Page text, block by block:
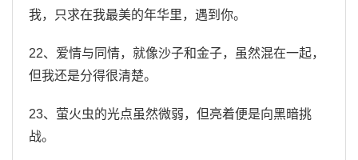
我，只求在我最美的年华里，遇到你。
22、爱情与同情，就像沙子和金子，虽然混在一起，
但我还是分得很清楚。
23、萤火虫的光点虽然微弱，但亮着便是向黑暗挑
战。